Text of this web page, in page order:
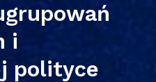
i
polityce